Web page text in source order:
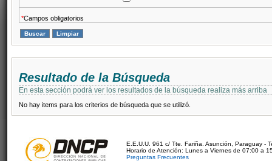
*Campos obligatorios
Resultado de la Búsqueda
En esta sección podrá ver los resultados de la búsqueda realiza más arriba
No hay items para los criterios de búsqueda que se utilizó.
E.E.U.U. 961 c/ Tte. Fariña. Asunción, Paraguay -
Horario de Atención: Lunes a Viernes de 07:00 a
Preguntas Frecuentes